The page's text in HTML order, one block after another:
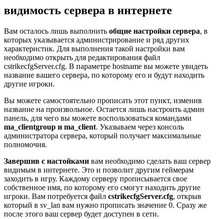
видимость сервера в интернете
Вам осталось лишь выполнить общие настройки сервера, в
которых указывается администрирование и ряд других
характеристик. Для выполнения такой настройки вам
необходимо открыть для редактирования файл
cstrikecfgServer.cfg. В параметре hostname вы можете увидеть
название вашего сервера, по которому его и будут находить
другие игроки.
Вы можете самостоятельно прописать этот пункт, изменив
название на произвольное. Остается лишь настроить админ
панель, для чего вы можете воспользоваться командами
ma_clientgroup и ma_client. Указываем через консоль
администратора сервера, который получает максимальные
полномочия.
Завершив с настойками вам необходимо сделать ваш сервер
видимым в интернете. Это и позволит другим геймерам
заходить в игру. Каждому серверу прописывается свое
собственное имя, по которому его смогут находить другие
игроки. Вам потребуется файл cstrikecfgServer.cfg, открыв
который в sv_lan вам нужно прописать значение 0. Сразу же
после этого ваш сервер будет доступен в сети.